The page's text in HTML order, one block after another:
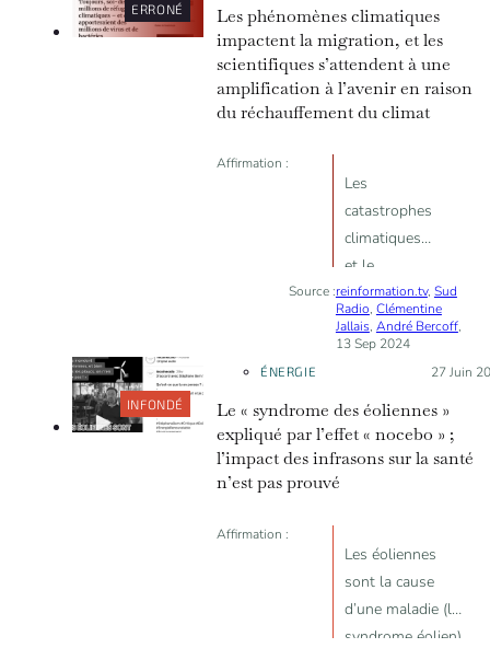
sont
négligeables.
ERRONÉ
Les phénomènes climatiques
impactent la migration, et les
scientifiques s’attendent à une
amplification à l’avenir en raison
du réchauffement du climat
Affirmation :
Les
catastrophes
climatiques
et le
changement
climatique
n’influencent
la mobilité
humaine
Source :reinformation.tv, Sud
Radio, Clémentine
Jallais, André Bercoff,
13 Sep 2024
INFONDÉ
ÉNERGIE Posté le :
27 Juin
Le « syndrome des éoliennes »
expliqué par l’effet « nocebo » ;
l’impact des infrasons sur la santé
n’est pas prouvé
Affirmation :
Les éoliennes
sont la cause
d’une maladie (le
syndrome éolien)